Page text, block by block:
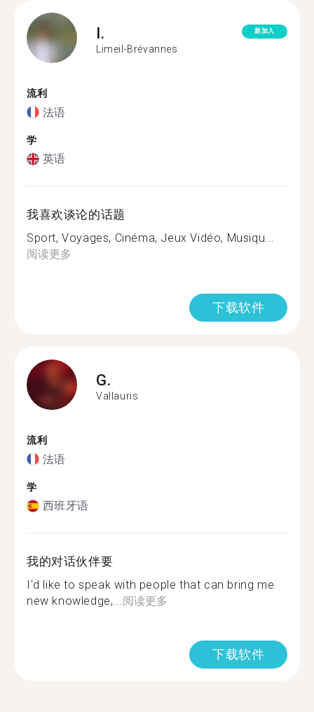
I.
Limeil-Brévannes
新加入
流利
法语
学
英语
我喜欢谈论的话题
Sport, Voyages, Cinéma, Jeux Vidéo, Musiqu...
阅读更多
下载软件
G.
Vallauris
流利
法语
学
西班牙语
我的对话伙伴要
I'd like to speak with people that can bring me
new knowledge,...阅读更多
下载软件